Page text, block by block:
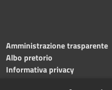
Amministrazione trasparente
Albo pretorio
Informativa privacy